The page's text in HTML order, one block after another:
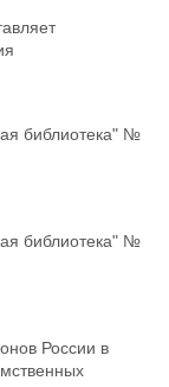
библиотека" №
библиотека" №
России в